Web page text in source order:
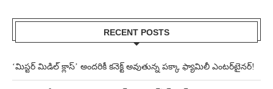
RECENT POSTS
‘మిస్టర్ మిడిల్ క్లాస్’ అందరికీ కనెక్ట్ అవుతున్న పక్కా ఫ్యామిలీ ఎంటర్‌టైనర్!